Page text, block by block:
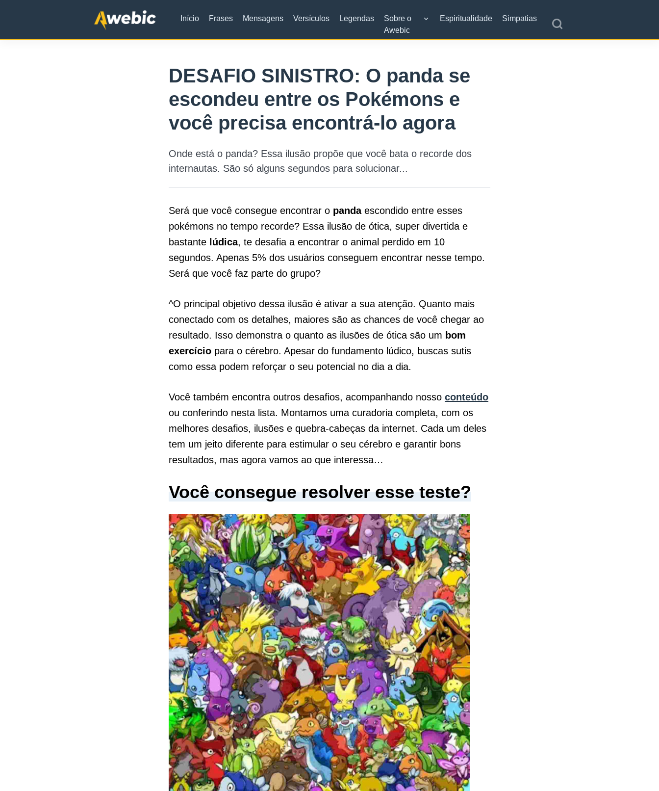
Início Frases Mensagens Versículos Legendas
Sobre o
Awebic
Espiritualidade Simpatias
DESAFIO SINISTRO: O panda se
escondeu entre os Pokémons e
você precisa encontrá-lo agora
Onde está o panda? Essa ilusão propõe que você bata o recorde dos
internautas. São só alguns segundos para solucionar...
Será que você consegue encontrar o pandaescondido entre esses
pokémons no tempo recorde? Essa ilusão de ótica, super divertida e
bastante lúdica, te desafia a encontrar o animal perdido em 10
segundos. Apenas 5% dos usuários conseguem encontrar nesse tempo.
Será que você faz parte do grupo?
^O principal objetivo dessa ilusão é ativar a sua atenção. Quanto mais
conectado com os detalhes, maiores são as chances de você chegar ao
resultado. Isso demonstra o quanto as ilusões de ótica são um bom
exercício para o cérebro. Apesar do fundamento lúdico, buscas sutis
como essa podem reforçar o seu potencial no dia a dia.
Você também encontra outros desafios, acompanhando nosso conteúdo
ou conferindo nesta lista. Montamos uma curadoria completa, com os
melhores desafios, ilusões e quebra-cabeças da internet. Cada um deles
tem um jeito diferente para estimular o seu cérebro e garantir bons
resultados, mas agora vamos ao que interessa…
Você consegue resolver esse teste?